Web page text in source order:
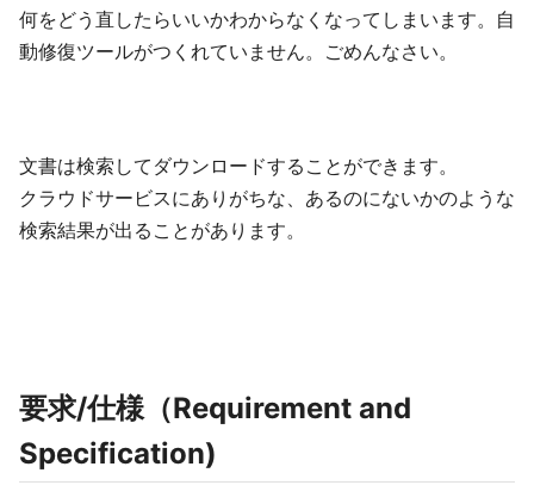
何をどう直したらいいかわからなくなってしまいます。自
動修復ツールがつくれていません。ごめんなさい。
文書は検索してダウンロードすることができます。
クラウドサービスにありがちな、あるのにないかのような
検索結果が出ることがあります。
要求/仕様（Requirement and
Specification)